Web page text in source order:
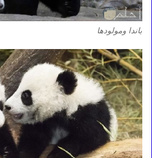
باندا ومولودها